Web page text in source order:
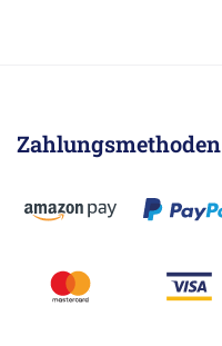
Zahlungsmethoden